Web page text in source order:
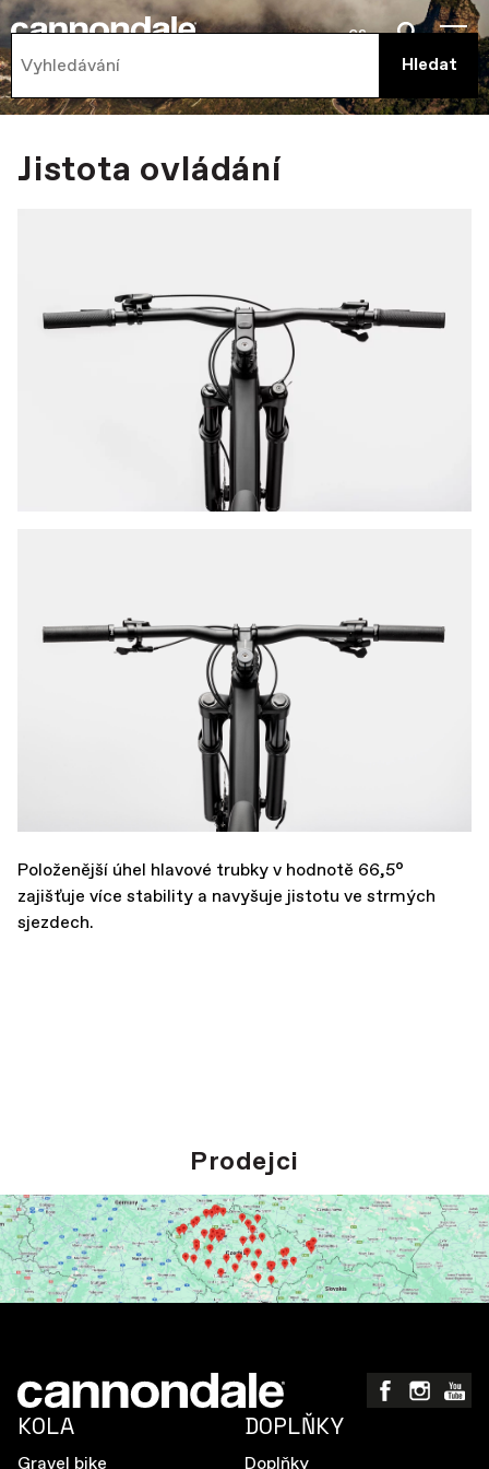
cs
Jistota ovládání
Položenější úhel hlavové trubky v hodnotě 66,5°
zajišťuje více stability a navyšuje jistotu ve strmých
sjezdech.
Prodejci
KOLA DOPLŇKY